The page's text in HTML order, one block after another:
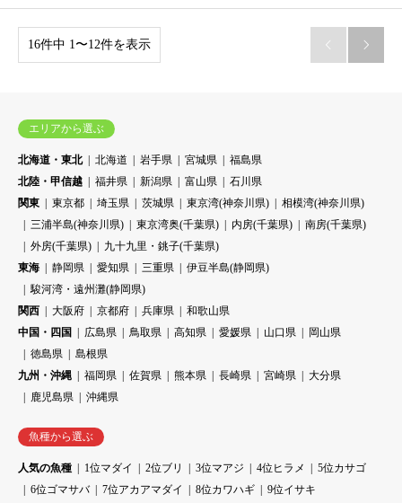
16件中 1〜12件を表示  
エリアから選ぶ
北海道・東北 北海道 岩手県 宮城県
福島県
北陸・甲信越
福井県 新潟県 富山県
石川県
関東
東京都 埼玉県 茨城県 東京湾(神奈川県)
相模湾(神奈川県)
三浦半島(神奈川県)
東京湾奥(千葉県) 内房(千葉県)
南房(千葉県)
外房(千葉県)
九十九里・銚子(千葉県)
東海
静岡県 愛知県 三重県
伊豆半島(静岡県)
駿河湾・遠州灘(静岡県)
関西
大阪府 京都府 兵庫県
和歌山県
中国・四国
広島県 鳥取県 高知県 愛媛県 山口県
岡山県
徳島県
島根県
九州・沖縄
福岡県 佐賀県 熊本県 長崎県 宮崎県
大分県
鹿児島県
沖縄県
魚種から選ぶ
人気の魚種 1位マダイ 2位ブリ 3位マアジ 4位ヒラメ
5位カサゴ
6位ゴマサバ
7位アカアマダイ 8位カワハギ
9位イサキ